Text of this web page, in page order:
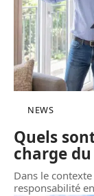
NEWS
Quels
charge
Dans le
responsabilité